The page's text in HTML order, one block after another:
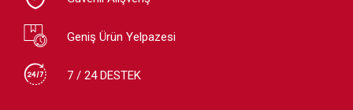
Geniş Ürün Yelpazesi
7 / 24 DESTEK